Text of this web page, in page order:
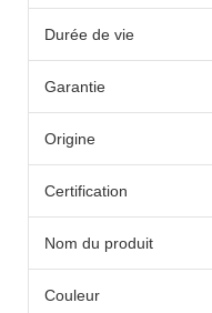
Durée de vie
Garantie
Origine
Certification
Nom du produit
Couleur